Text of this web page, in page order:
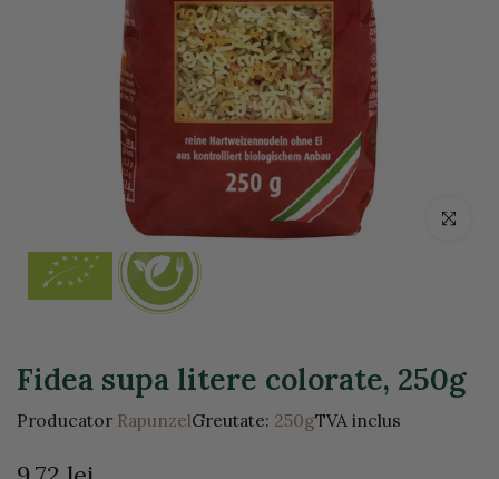
Click
Fidea supa litere colorate, 250g
Producator RapunzelGreutate: 250gTVA inclus